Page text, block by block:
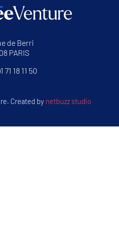
de Berri
PARIS
71 18 11 50
Created by netbuzz studio